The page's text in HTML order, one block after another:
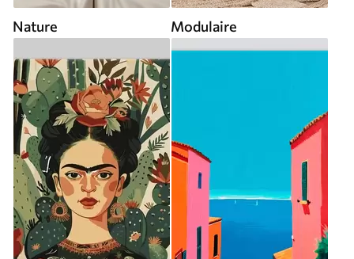
Nature Modulaire